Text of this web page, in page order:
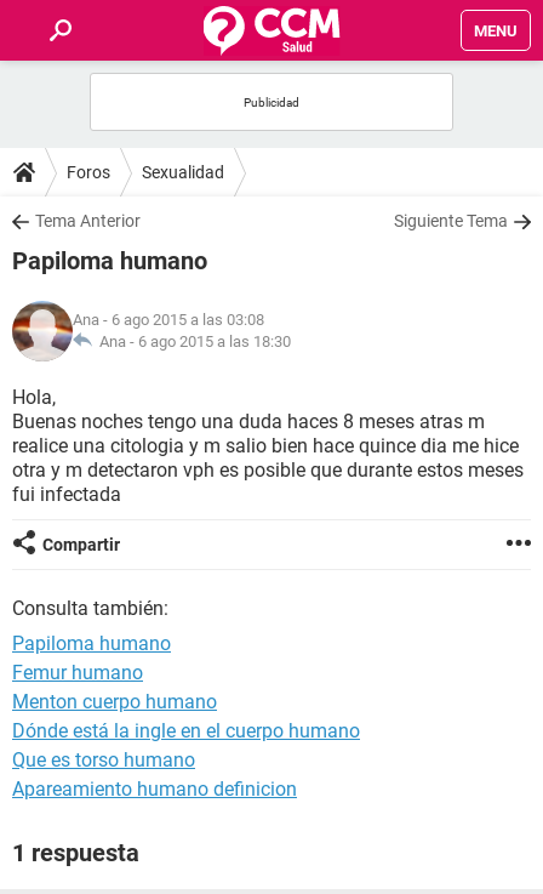
MENU
FOROS
SALUD
FAMILIA
NUTRICIÓN
BIENESTAR
SEXUALIDAD
GLOSARIO
Foros Sexualidad
Tema Anterior Siguiente Tema
Papiloma humano
Ana - 6 ago 2015 a las 03:08
Ana - 6 ago 2015 a las 18:30
Hola,
Buenas noches tengo una duda haces 8 meses atras m
realice una citologia y m salio bien hace quince dia me hice
otra y m detectaron vph es posible que durante estos meses
fui infectada
Compartir
Consulta también:
Papiloma humano
Femur humano
Menton cuerpo humano
Dónde está la ingle en el cuerpo humano
Que es torso humano
Apareamiento humano definicion
1 respuesta